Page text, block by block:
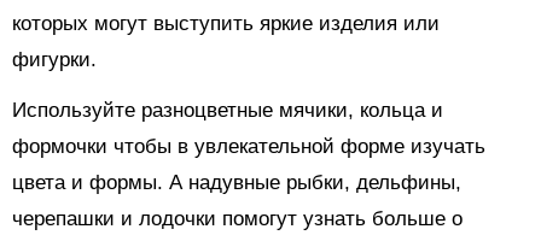
которых могут выступить яркие изделия или
фигурки.
Используйте разноцветные мячики, кольца и
формочки чтобы в увлекательной форме изучать
цвета и формы. А надувные рыбки, дельфины,
черепашки и лодочки помогут узнать больше о